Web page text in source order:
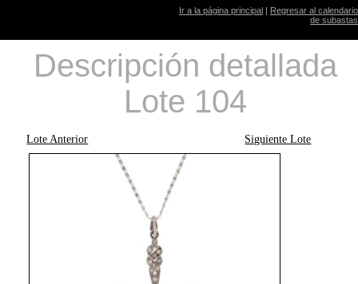
Ir a la página principal | Regresar al calendario
de subastas
Descripción detallada
Lote 104
Lote Anterior Siguiente Lote